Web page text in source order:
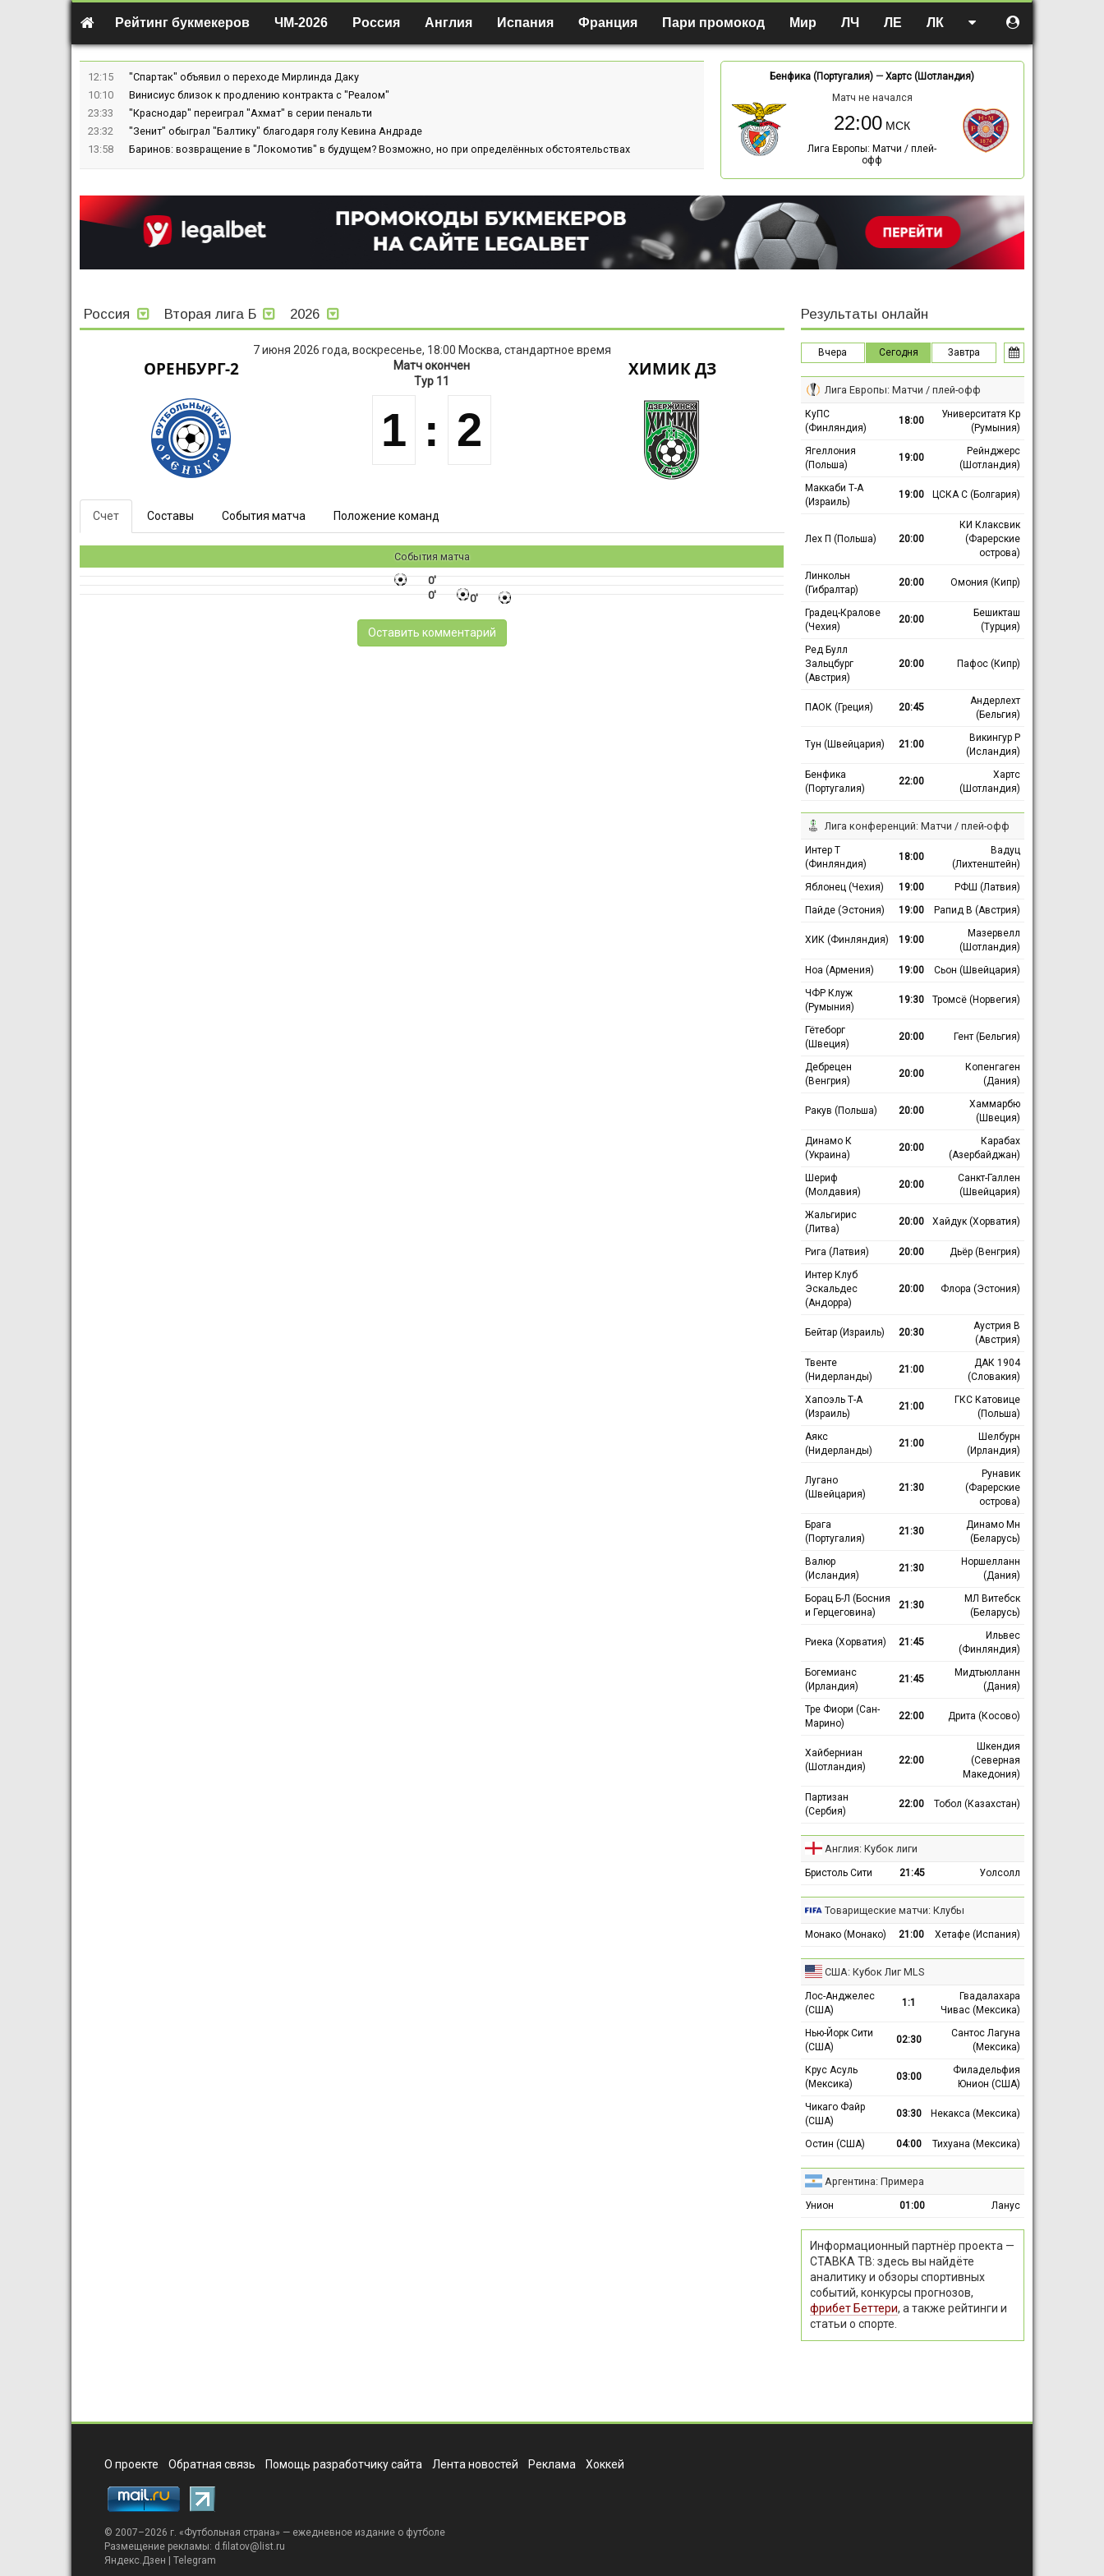
Рейтинг букмекеров ЧМ-2026 Россия Англия Испания Франция Пари промокод Мир ЛЧ ЛЕ ЛК
12:15
"Спартак" объявил о переходе Мирлинда Даку
10:10
Винисиус близок к продлению контракта с "Реалом"
23:33
"Краснодар" переиграл "Ахмат" в серии пенальти
23:32
"Зенит" обыграл "Балтику" благодаря голу Кевина Андраде
13:58
Баринов: возвращение в "Локомотив" в будущем? Возможно, но при определённых обстоятельствах
Бенфика (Португалия) —Хартс (Шотландия)
Матч не начался
22:00
Лига Европы: Матчи / плей-
офф
Россия Вторая лига Б 2026
7 июня 2026 года, воскресенье, 18:00 Москва, стандартное время
ОРЕНБУРГ-2
Матч окончен
Тур 11
1 : 2
ХИМИК ДЗ
Счет Составы События матча Положение команд
События матча
0'
0'
0'
Оставить комментарий
Результаты онлайн
Вчера Сегодня Завтра
Лига Европы: Матчи / плей-офф
КуПС
(Финляндия)
18:00
Университатя Кр
(Румыния)
Ягеллония
(Польша)
19:00
Рейнджерс
(Шотландия)
Маккаби Т-А
(Израиль)
19:00 ЦСКА С (Болгария)
Лех П (Польша) 20:00
КИ Клаксвик
(Фарерские
острова)
Линкольн
(Гибралтар)
20:00 Омония (Кипр)
Градец-Кралове
(Чехия)
20:00
Бешикташ
(Турция)
Ред Булл
Зальцбург
(Австрия)
20:00 Пафос (Кипр)
ПАОК (Греция) 20:45
Андерлехт
(Бельгия)
Тун (Швейцария) 21:00
Викингур Р
(Исландия)
Бенфика
(Португалия)
22:00
Хартс
(Шотландия)
Лига конференций: Матчи / плей-офф
Интер Т
(Финляндия)
18:00
Вадуц
(Лихтенштейн)
Яблонец (Чехия)
19:00
РФШ (Латвия)
Пайде (Эстония)
19:00 Рапид В (Австрия)
ХИК (Финляндия) 19:00
Мазервелл
(Шотландия)
Ноа (Армения)
19:00
Сьон (Швейцария)
ЧФР Клуж
(Румыния)
19:30 Тромсё (Норвегия)
Гётеборг
(Швеция)
20:00 Гент (Бельгия)
Дебрецен
(Венгрия)
20:00
Копенгаген
(Дания)
Ракув (Польша) 20:00
Хаммарбю
(Швеция)
Динамо К
(Украина)
20:00
Карабах
(Азербайджан)
Шериф
(Молдавия)
20:00
Санкт-Галлен
(Швейцария)
Жальгирис
(Литва)
20:00 Хайдук (Хорватия)
Рига (Латвия) 20:00
Дьёр (Венгрия)
Интер Клуб
Эскальдес
(Андорра)
20:00 Флора (Эстония)
Бейтар (Израиль) 20:30
Аустрия В
(Австрия)
Твенте
(Нидерланды)
21:00
ДАК 1904
(Словакия)
Хапоэль Т-А
(Израиль)
21:00
ГКС Катовице
(Польша)
Аякс
(Нидерланды)
21:00
Шелбурн
(Ирландия)
Лугано
(Швейцария)
21:30
Рунавик
(Фарерские
острова)
Брага
(Португалия)
21:30
Динамо Мн
(Беларусь)
Валюр
(Исландия)
21:30
Норшелланн
(Дания)
Борац Б-Л (Босния
и Герцеговина)
21:30
МЛ Витебск
(Беларусь)
Риека (Хорватия) 21:45
Ильвес
(Финляндия)
Богемианс
(Ирландия)
21:45
Мидтьюлланн
(Дания)
Тре Фиори (Сан-
Марино)
22:00 Дрита (Косово)
Хайберниан
(Шотландия)
22:00
Шкендия
(Северная
Македония)
Партизан
(Сербия)
22:00 Тобол (Казахстан)
Англия: Кубок лиги
Бристоль Сити 21:45 Уолсолл
Товарищеские матчи: Клубы
Монако (Монако) 21:00 Хетафе (Испания)
США: Кубок Лиг MLS
Лос-Анджелес
(США)
1:1
Гвадалахара
Чивас (Мексика)
Нью-Йорк Сити
(США)
02:30
Сантос Лагуна
(Мексика)
Крус Асуль
(Мексика)
03:00
Филадельфия
Юнион (США)
Чикаго Файр
(США)
03:30 Некакса (Мексика)
Остин (США) 04:00 Тихуана (Мексика)
Аргентина: Примера
Унион 01:00 Ланус
Информационный партнёр проекта —
СТАВКА ТВ: здесь вы найдёте
аналитику и обзоры спортивных
событий, конкурсы прогнозов,
фрибет Беттери, а также рейтинги и
статьи о спорте.
О проекте Обратная связь Помощь разработчику сайта Лента новостей Реклама Хоккей
© 2007–2026 г. «Футбольная страна» — ежедневное издание о футболе
Размещение рекламы: d.filatov@list.ru
Яндекс.Дзен | Telegram